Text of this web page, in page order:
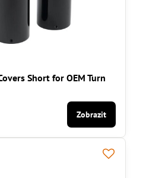
Short for OEM Turn
Zobrazit